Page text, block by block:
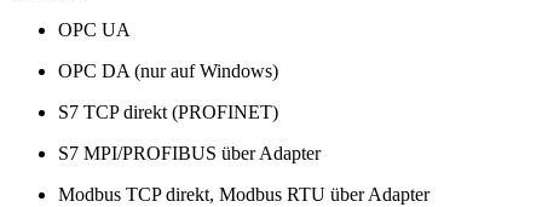
OPC UA
OPC DA (nur auf Windows)
S7 TCP direkt (PROFINET)
S7 MPI/PROFIBUS über Adapter
Modbus TCP direkt, Modbus RTU über Adapter